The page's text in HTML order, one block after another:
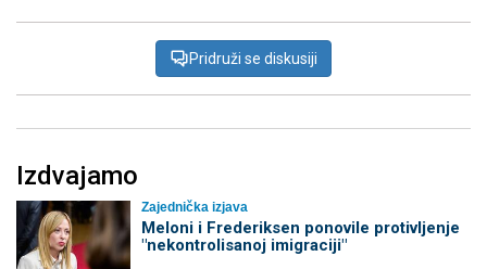
Pridruži se diskusiji
Izdvajamo
Zajednička izjava
Meloni i Frederiksen ponovile protivljenje
"nekontrolisanoj imigraciji"